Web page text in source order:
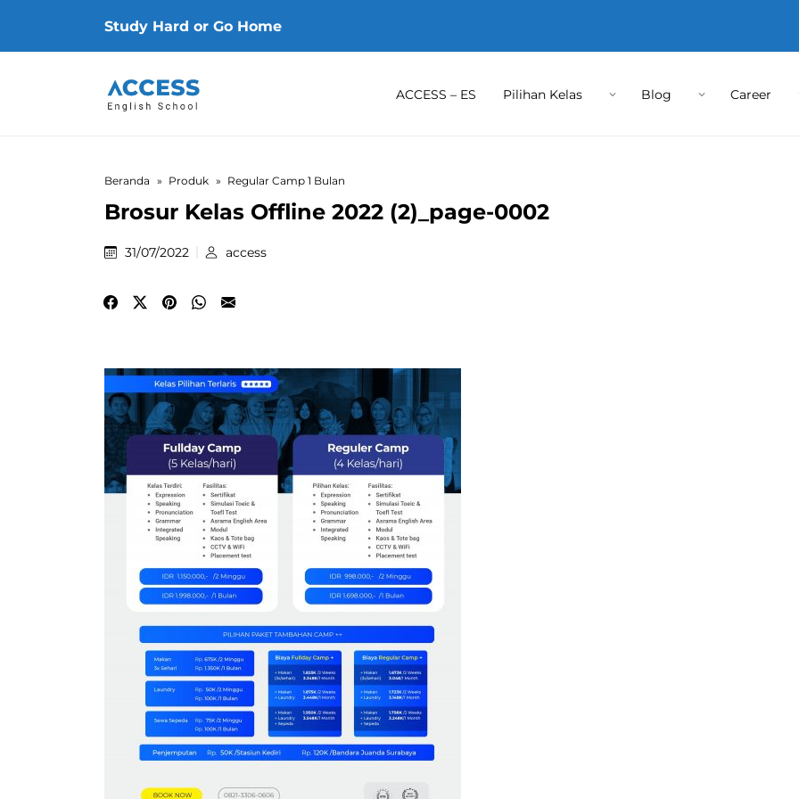
Study Hard or Go Home
ACCESS – ES Pilihan Kelas Blog Career
Beranda Produk Regular Camp 1 Bulan
Brosur Kelas Offline 2022 (2)_page-0002
31/07/2022 access